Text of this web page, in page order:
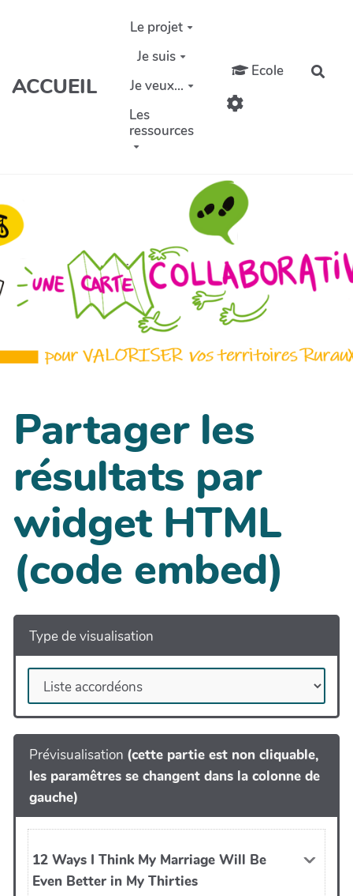
Aller au contenu principal
ACCUEIL
Le projet
Je suis
Je veux...
Les
ressources
Ecole
Partager les
résultats par
widget HTML
(code embed)
Type de visualisation
Prévisualisation (cette partie est non cliquable,
les paramêtres se changent dans la colonne de
gauche)